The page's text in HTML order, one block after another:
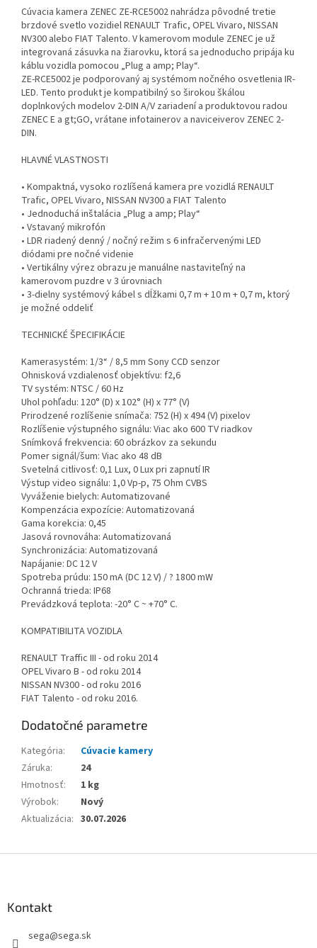
Cúvacia kamera ZENEC ZE-RCE5002 nahrádza pôvodné tretie
brzdové svetlo vozidiel RENAULT Trafic, OPEL Vivaro, NISSAN
NV300 alebo FIAT Talento. V kamerovom module ZENEC je už
integrovaná zásuvka na žiarovku, ktorá sa jednoducho pripája ku
káblu vozidla pomocou „Plug a amp; Play“.
ZE-RCE5002 je podporovaný aj systémom nočného osvetlenia IR-
LED. Tento produkt je kompatibilný so širokou škálou
doplnkových modelov 2-DIN A/V zariadení a produktovou radou
ZENEC E a gt;GO, vrátane infotainerov a naviceiverov ZENEC 2-
DIN.
HLAVNÉ VLASTNOSTI
• Kompaktná, vysoko rozlíšená kamera pre vozidlá RENAULT
Trafic, OPEL Vivaro, NISSAN NV300 a FIAT Talento
• Jednoduchá inštalácia „Plug a amp; Play“
• Vstavaný mikrofón
• LDR riadený denný / nočný režim s 6 infračervenými LED
diódami pre nočné videnie
• Vertikálny výrez obrazu je manuálne nastaviteľný na
kamerovom puzdre v 3 úrovniach
• 3-dielny systémový kábel s dĺžkami 0,7 m + 10 m + 0,7 m, ktorý
je možné oddeliť
TECHNICKÉ ŠPECIFIKÁCIE
Kamerasystém: 1/3“ / 8,5 mm Sony CCD senzor
Ohnisková vzdialenosť objektívu: f2,6
TV systém: NTSC / 60 Hz
Uhol pohľadu: 120° (D) x 102° (H) x 77° (V)
Prirodzené rozlíšenie snímača: 752 (H) x 494 (V) pixelov
Rozlíšenie výstupného signálu: Viac ako 600 TV riadkov
Snímková frekvencia: 60 obrázkov za sekundu
Pomer signál/šum: Viac ako 48 dB
Svetelná citlivosť: 0,1 Lux, 0 Lux pri zapnutí IR
Výstup video signálu: 1,0 Vp-p, 75 Ohm CVBS
Vyváženie bielych: Automatizované
Kompenzácia expozície: Automatizovaná
Gama korekcia: 0,45
Jasová rovnováha: Automatizovaná
Synchronizácia: Automatizovaná
Napájanie: DC 12 V
Spotreba prúdu: 150 mA (DC 12 V) / ? 1800 mW
Ochranná trieda: IP68
Prevádzková teplota: -20° C ~ +70° C.
KOMPATIBILITA VOZIDLA
RENAULT Traffic III - od roku 2014
OPEL Vivaro B - od roku 2014
NISSAN NV300 - od roku 2016
FIAT Talento - od roku 2016.
Dodatočné parametre
Kategória:
Cúvacie kamery
Záruka:
24
Hmotnosť:
1 kg
Výrobok:
Nový
Aktualizácia: 30.07.2026
Kontakt
sega@sega.sk